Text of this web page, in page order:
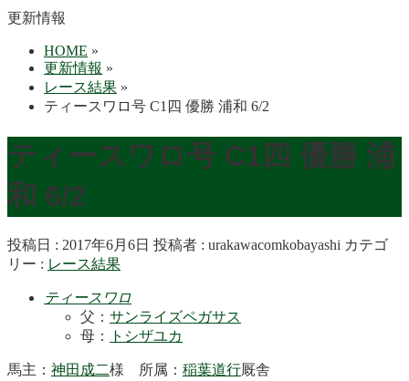
更新情報
HOME »
更新情報 »
レース結果 »
ティースワロ号 C1四 優勝 浦和 6/2
ティースワロ号 C1四 優勝 浦
和 6/2
投稿日 : 2017年6月6日 投稿者 : urakawacomkobayashi カテゴ
リー : レース結果
ティースワロ
父： サンライズペガサス
母：
トシザユカ
馬主： 神田成二様 所属： 稲葉道行厩舎